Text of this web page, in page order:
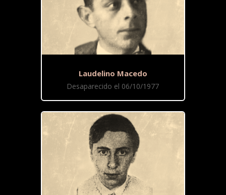
Laudelino Macedo
Desaparecido el 06/10/1977